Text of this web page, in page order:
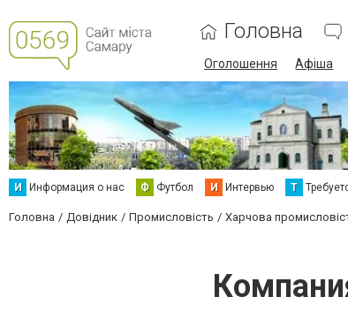
Головна
Оголошення Афіша
И Информация о нас Ф Футбол И Интервью Т
Головна Довідник Промисловість Харчова